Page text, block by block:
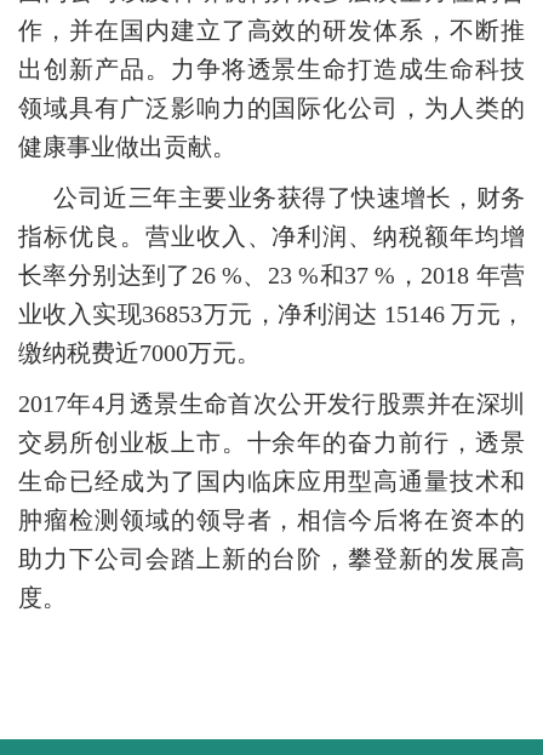
作，并在国内建立了高效的研发体系，不断推
出创新产品。力争将透景生命打造成生命科技
领域具有广泛影响力的国际化公司，为人类的
健康事业做出贡献。
公司近三年主要业务获得了快速增长，财务
指标优良。营业收入、净利润、纳税额年均增
长率分别达到了26 %、23 %和37 %，2018 年营
业收入实现36853万元，净利润达 15146 万元，
缴纳税费近7000万元。
2017年4月透景生命首次公开发行股票并在深圳
交易所创业板上市。十余年的奋力前行，透景
生命已经成为了国内临床应用型高通量技术和
肿瘤检测领域的领导者，相信今后将在资本的
助力下公司会踏上新的台阶，攀登新的发展高
度。